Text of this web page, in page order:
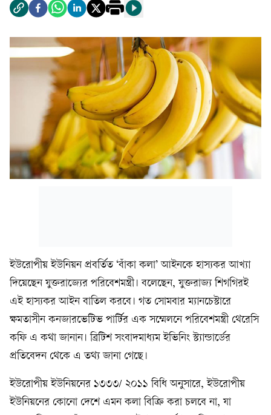
ইউরোপীয় ইউনিয়ন প্রবর্তিত ‘বাঁকা কলা’ আইনকে হাস্যকর আখ্যা
দিয়েছেন যুক্তরাজ্যের পরিবেশমন্ত্রী। বলেছেন, যুক্তরাজ্য শিগগিরই
এই হাস্যকর আইন বাতিল করবে। গত সোমবার ম্যানচেস্টারে
ক্ষমতাসীন কনজারভেটিভ পার্টির এক সম্মেলনে পরিবেশমন্ত্রী থেরেসি
কফি এ কথা জানান। ব্রিটিশ সংবাদমাধ্যম ইভিনিং স্ট্যান্ডার্ডের
প্রতিবেদন থেকে এ তথ্য জানা গেছে।
ইউরোপীয় ইউনিয়নের ১৩৩৩/ ২০১১ বিধি অনুসারে, ইউরোপীয়
ইউনিয়নের কোনো দেশে এমন কলা বিক্রি করা চলবে না, যা